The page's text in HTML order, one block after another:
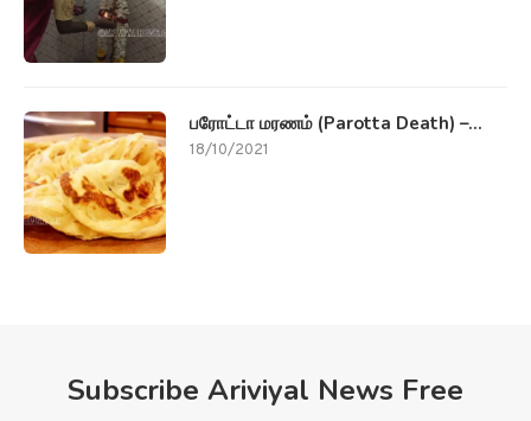
பரோட்டா மரணம் (Parotta Death) –...
18/10/2021
Subscribe Ariviyal News Free